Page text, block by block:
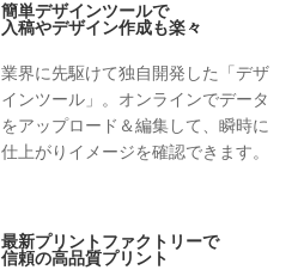
簡単デザインツールで
入稿やデザイン作成も楽々
業界に先駆けて独自開発した「デザ
インツール」。オンラインでデータ
をアップロード＆編集して、瞬時に
仕上がりイメージを確認できます。
最新プリントファクトリーで
信頼の高品質プリント